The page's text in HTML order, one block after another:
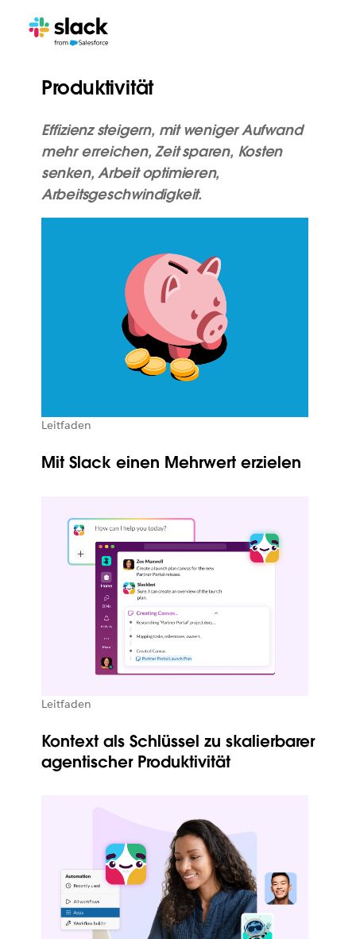
Produktivität
Effizienz steigern, mit weniger Aufwand
mehr erreichen, Zeit sparen, Kosten
senken, Arbeit optimieren,
Arbeitsgeschwindigkeit.
Leitfaden
Mit Slack einen Mehrwert erzielen
Leitfaden
Kontext als Schlüssel zu skalierbarer
agentischer Produktivität